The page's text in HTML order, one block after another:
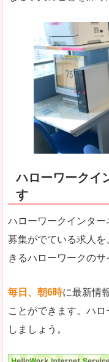
ハローワークイ
す
ハローワークインタ
募集がでている求人
きるハローワークのサ
毎日、朝6時に最新情
ことができます。ハ
しましょう。